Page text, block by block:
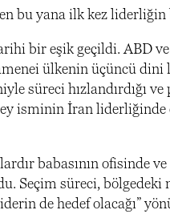
bu yana ilk kez
bir eşik geçildi. ABD
ülkenin üçüncü
süreci hızlandırdığı
isminin İran liderliğinde
babasının ofisinde
Seçim süreci, bölgedeki
de hedef olacağı”